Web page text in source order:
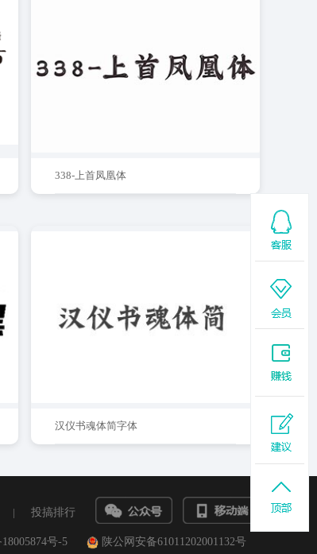
338-上首凤凰体
汉仪书魂体简字体
| 投搞排行
号-5 陕公网安备61011202001132号